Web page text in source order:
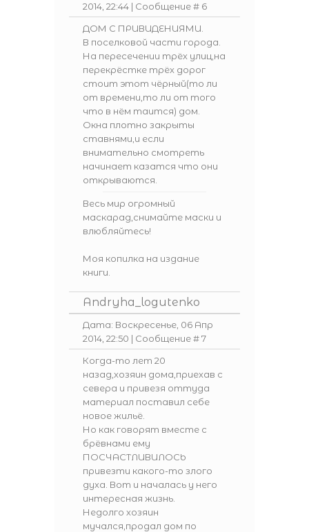
2014, 22:44 | Сообщение # 6
ДОМ С ПРИВИДЕНИЯМИ.
В поселковой части города.
На пересечении трёх улиц,на
перекрёстке трёх дорог
стоит этот чёрный(то ли
от времени,то ли от того
что в нём таится) дом.
Окна плотно закрыты
ставнями,и если
внимательно смотреть
начинает казатся что они
открываются.
Весь мир огромный
маскарад,снимайте маски и
влюбляйтесь!
Моя копилка на издание
книги.
Andryha_logutenko
Дата: Воскресенье, 06 Апр
2014, 22:50 | Сообщение #7
Когда-то лет 20
назад,хозяин дома,приехав с
севера и привезя оттуда
материал поставил себе
новое жильё.
Но как говорят вместе с
брёвнами ему
ПОСЧАСТЛИВИЛОСЬ
привезти какого-то злого
духа. Вот и началась у него
интересная жизнь.
Недолго хозяин
мучался,продал дом по